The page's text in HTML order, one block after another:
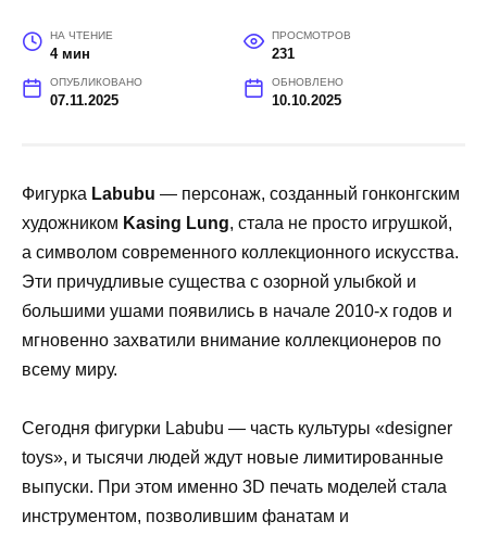
НА ЧТЕНИЕ
4 мин
ПРОСМОТРОВ
231
ОПУБЛИКОВАНО
07.11.2025
ОБНОВЛЕНО
10.10.2025
Фигурка Labubu — персонаж, созданный гонконгским
художником Kasing Lung, стала не просто игрушкой,
а символом современного коллекционного искусства.
Эти причудливые существа с озорной улыбкой и
большими ушами появились в начале 2010-х годов и
мгновенно захватили внимание коллекционеров по
всему миру.
Сегодня фигурки Labubu — часть культуры «designer
toys», и тысячи людей ждут новые лимитированные
выпуски. При этом именно 3D печать моделей стала
инструментом, позволившим фанатам и